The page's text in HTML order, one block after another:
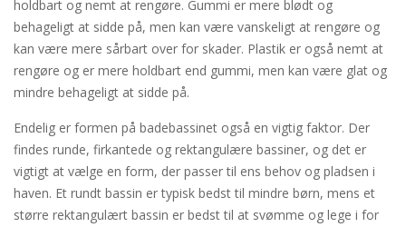
holdbart og nemt at rengøre. Gummi er mere blødt og
behageligt at sidde på, men kan være vanskeligt at rengøre og
kan være mere sårbart over for skader. Plastik er også nemt at
rengøre og er mere holdbart end gummi, men kan være glat og
mindre behageligt at sidde på.
Endelig er formen på badebassinet også en vigtig faktor. Der
findes runde, firkantede og rektangulære bassiner, og det er
vigtigt at vælge en form, der passer til ens behov og pladsen i
haven. Et rundt bassin er typisk bedst til mindre børn, mens et
større rektangulært bassin er bedst til at svømme og lege i for